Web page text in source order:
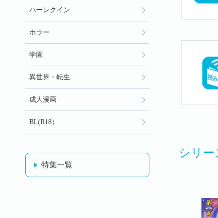
シリー
ハーレクイン
ホラー
学園
異世界・転生
成人漫画
BL(R18）
特集一覧